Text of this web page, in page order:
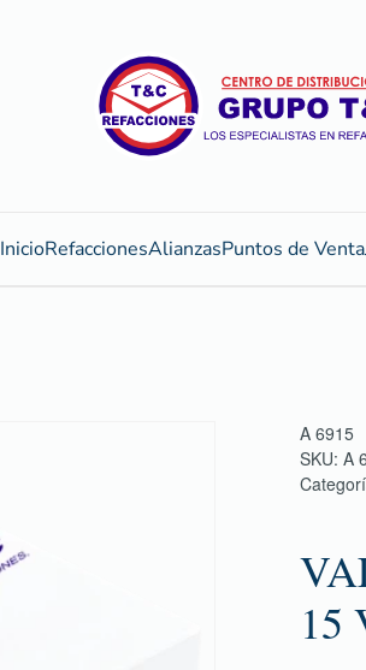
InicioRefaccionesAlianzasPuntos de Venta
A 6915
SKU: A
15